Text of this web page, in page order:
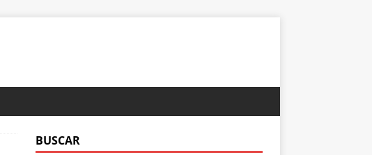
BUSCAR